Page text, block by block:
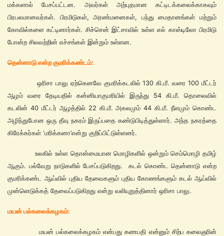
மக்களால் பேசப்பட்டன. அவர்கள் அற்புதமான கட்டிடக்கலைக்காகவும்
பிரபலமானவர்கள். பிரமிடுகள், அரண்மனைகள், பந்து மைதானங்கள் மற்றும்
கோவில்களை கட்டினார்கள். சிச்சென் இட்சாவில் உள்ள எல் காஸ்டிலோ பிரமிடு
போன்ற சிலவற்றின் எச்சங்கள் இன்றும் உள்ளன.
தென்னாடு என்ற குமரிக்கண்டம்:
ஒரிசா பாலு ஏற்கெனவே குமரிக்கடலில் 130 கி.மீ. வரை 100 மீட்டர்
ஆழம் வரை தேடியதில் கன்னியாகுமரியில் இருந்து 54 கி.மீ. தொலைவில்
கடலின் 40 மீட்டர் ஆழத்தில் 22 கி.மீ. அகலமும் 44 கி.மீ. நீளமும் கொண்ட
அழிந்துபோன ஒரு தீவு நகரம் இருப்பதை கண்டுபிடித்துள்ளார். அந்த நகரத்தை
கிரேக்கர்கள் ‘மரிக்கனா’என்று குறிப்பிட்டுள்ளனர்.
உலகில் உள்ள தொன்மையான மொழிகளில் ஒன்றும் செம்மொழி தமிழ்
ஆகும். பல்வேறு நாடுகளில் பேசப்படுகிறது. கடல் கொண்ட தென்னாடு என்ற
குமரிக்கண்ட ஆய்வில் புதிய தேவைகளும் புதிய கோணங்களும் கடல் ஆய்வில்
முன்னெடுக்கத் தேவைப்படுகிறது என்று வலியுறுத்தினார் ஒரிசா பாலு.
மயன் பல்கலைக்கழகம்:
மயன் பல்கலைக்கழகம் என்பது கணபதி என்னும் சிற்ப கலைஞரின்